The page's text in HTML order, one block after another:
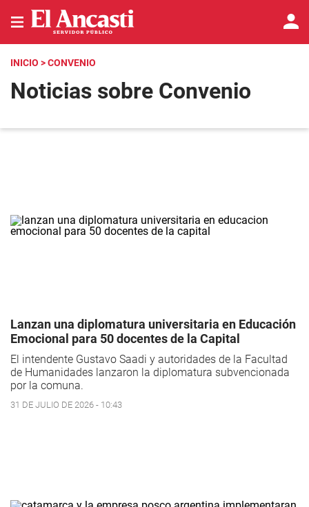
INICIO > CONVENIO
Noticias sobre Convenio
Lanzan una diplomatura universitaria en Educación
Emocional para 50 docentes de la Capital
El intendente Gustavo Saadi y autoridades de la Facultad
de Humanidades lanzaron la diplomatura subvencionada
por la comuna.
31 DE JULIO DE 2026 - 10:43